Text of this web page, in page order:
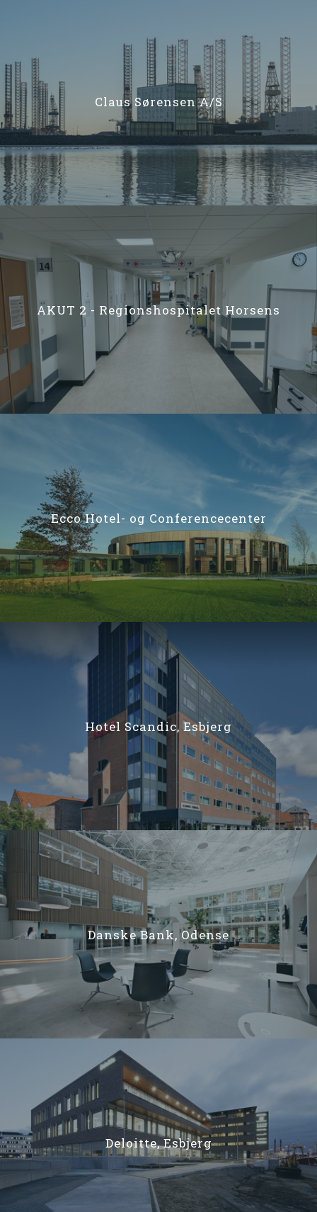
Claus Sørensen A/S
AKUT 2 - Regionshospitalet Horsens
Ecco Hotel- og Conferencecenter
Hotel Scandic, Esbjerg
Danske Bank, Odense
Deloitte, Esbjerg